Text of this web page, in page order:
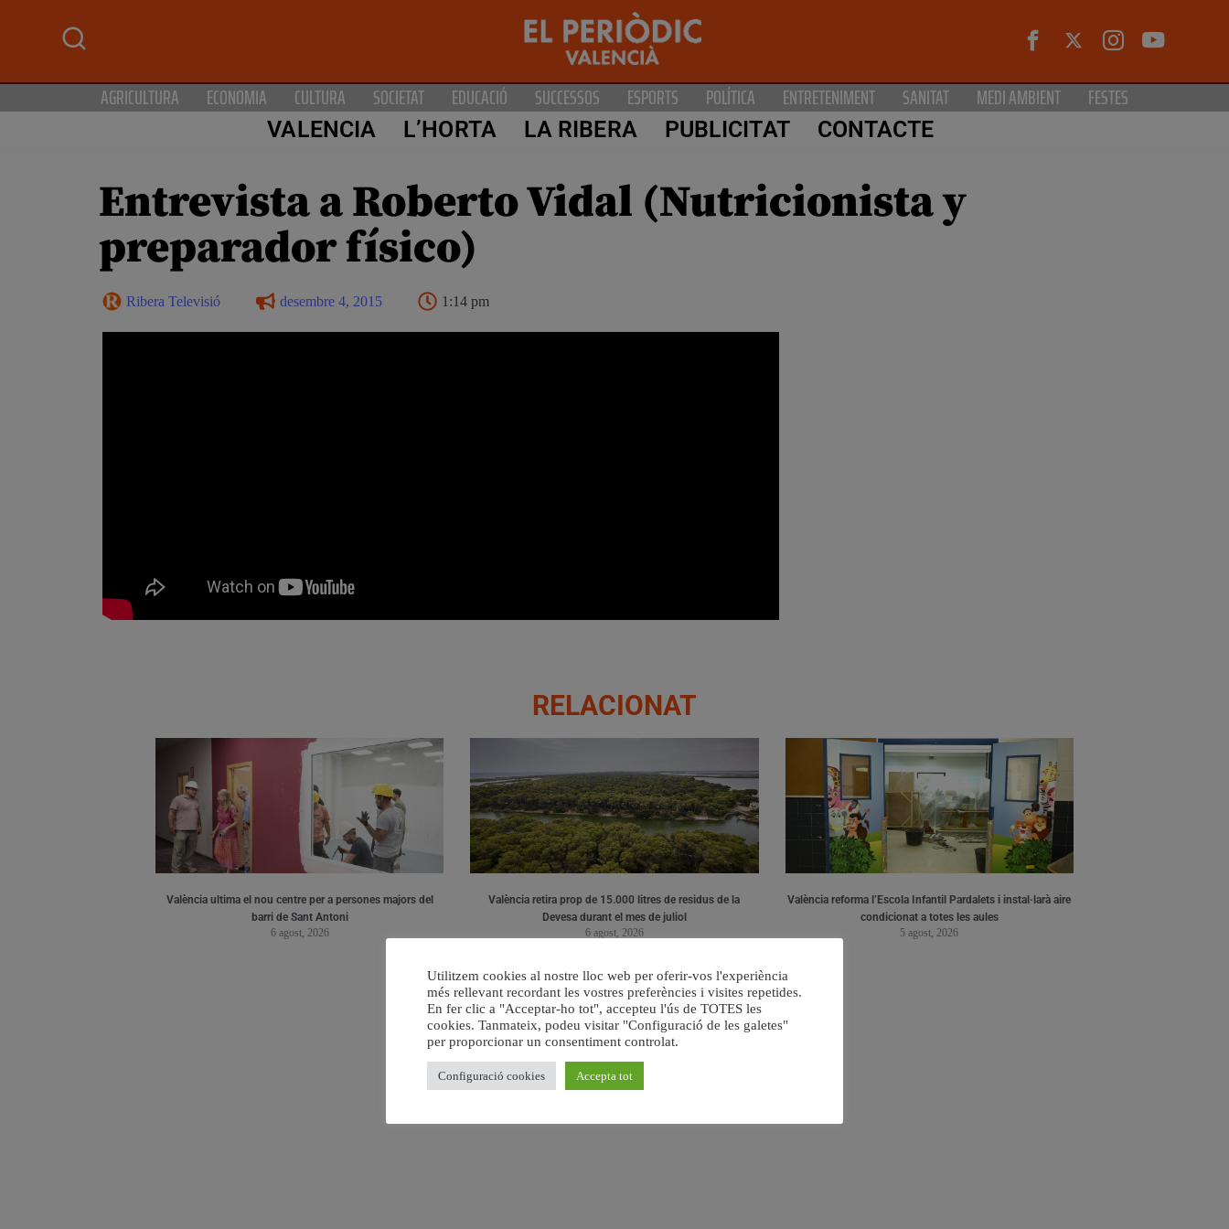
AGRICULTURA ECONOMIA CULTURA SOCIETAT EDUCACIÓ SUCCESSOS ESPORTS POLÍTICA ENTRETENIMENT SANITAT MEDI AMBIENT FESTES
VALENCIA L’HORTA LA RIBERA PUBLICITAT CONTACTE
Entrevista a Roberto Vidal (Nutricionista y
preparador físico)
Ribera Televisió desembre 4, 2015 1:14 pm
RELACIONAT
València ultima el nou centre per a persones majors del
barri de Sant Antoni
6 agost, 2026
València retira prop de 15.000 litres de residus de la
Devesa durant el mes de juliol
6 agost, 2026
València reforma l’Escola Infantil Pardalets i instal·larà aire
condicionat a totes les aules
5 agost, 2026
Utilitzem cookies al nostre lloc web per oferir-vos l'experiència
més rellevant recordant les vostres preferències i visites repetides.
En fer clic a "Acceptar-ho tot", accepteu l'ús de TOTES les
cookies. Tanmateix, podeu visitar "Configuració de les galetes"
per proporcionar un consentiment controlat.
Configuració cookies Accepta tot